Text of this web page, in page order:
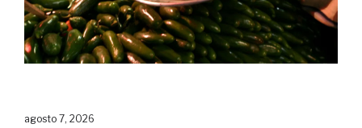
agosto 7, 2026